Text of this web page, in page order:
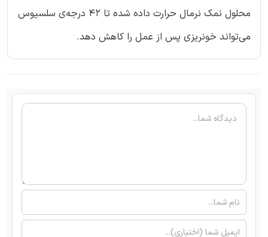
محلول نمک نرمال حرارت داده شده تا ۴۲ درجه‌ی سلسیوس
می‌تواند خونریزی پس از عمل را کاهش دهد.